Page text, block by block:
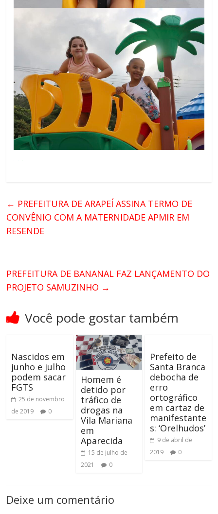
← PREFEITURA DE ARAPEÍ ASSINA TERMO DE
CONVÊNIO COM A MATERNIDADE APMIR EM
RESENDE
PREFEITURA DE BANANAL FAZ LANÇAMENTO DO
PROJETO SAMUZINHO →
Você pode gostar também
Nascidos em
junho e julho
podem sacar
FGTS
25 de novembro
de 2019
0
Homem é
detido por
tráfico de
drogas na
Vila Mariana
em
Aparecida
15 de julho de
2021
0
Prefeito de
Santa Branca
debocha de
erro
ortográfico
em cartaz de
manifestante
s: ‘Orelhudos’
9 de abril de
2019
0
Deixe um comentário